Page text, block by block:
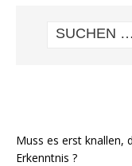
Muss es erst knallen,
Erkenntnis ?